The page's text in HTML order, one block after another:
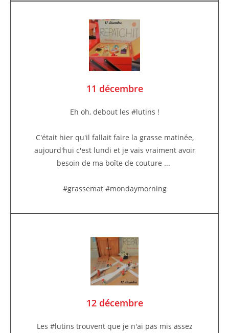
11 décembre
Eh oh, debout les #lutins !
C'était hier qu'il fallait faire la grasse matinée,
aujourd'hui c'est lundi et je vais vraiment avoir
besoin de ma boîte de couture ...
#grassemat #mondaymorning
12 décembre
Les #lutins trouvent que je n'ai pas mis assez